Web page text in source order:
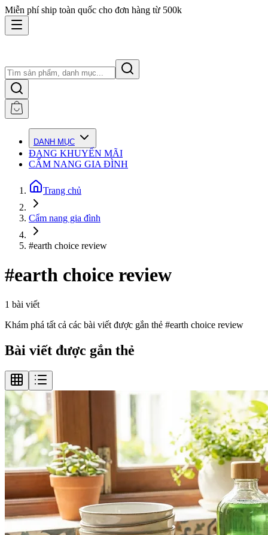
Miễn phí ship toàn quốc cho đơn hàng từ 500k
DANH MỤC
ĐANG KHUYẾN MÃI
CẨM NANG GIA ĐÌNH
Trang chủ
Cẩm nang gia đình
#earth choice review
#earth choice review
1 bài viết
Khám phá tất cả các bài viết được gắn thẻ #earth choice review
Bài viết được gắn thẻ